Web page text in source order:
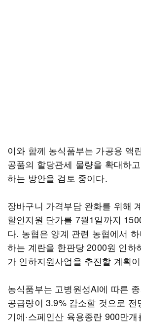
이와 함께 농식품부는 가공용 액
공품의 할당관세 물량을 확대하
하는 방안을 검토 중이다.
장바구니 가격부담 완화를 위해
할인지원 단가를 7월1일까지
다. 농협은 양계 관련 농협에서
하는 계란을 한판당 2000원 인하
가 인하지원사업을 추진할 계획
농식품부는 고병원성AI에 따른
공급량이 3.9% 감소할 것으로 전
기에·스페인산 육용종란 900만